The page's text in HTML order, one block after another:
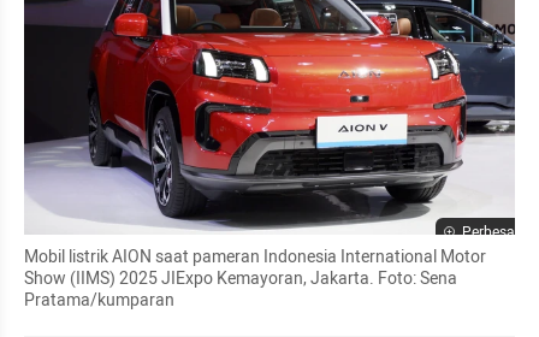
Perbesar
Mobil listrik AION saat pameran Indonesia International Motor
Show (IIMS) 2025 JIExpo Kemayoran, Jakarta. Foto: Sena
Pratama/kumparan